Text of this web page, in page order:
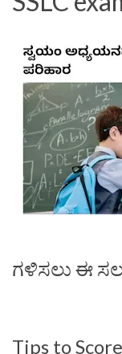
ಗಳಿಸಲು ಈ
Tips to